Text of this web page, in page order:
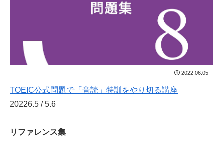
2022.06.05
TOEIC公式問題で「音読」特訓をやり切る講座
20226.5 / 5.6
リファレンス集